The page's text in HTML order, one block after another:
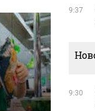
9:37
9:30